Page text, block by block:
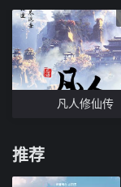
凡人修仙传
推荐